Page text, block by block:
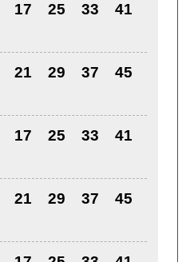
17 25 33
41
21 29 37
45
17 25 33
41
21 29 37
45